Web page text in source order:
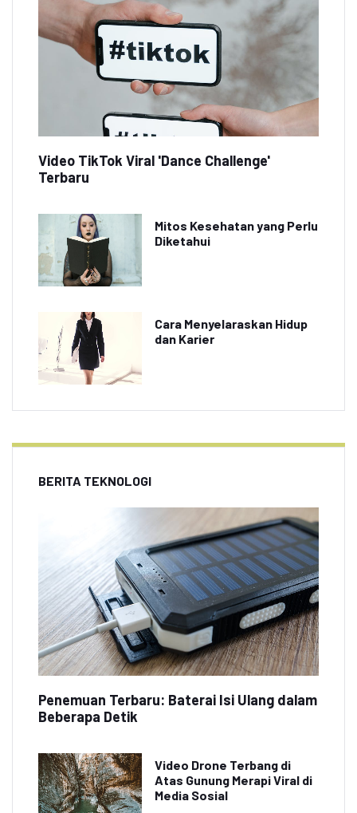
Video TikTok Viral 'Dance Challenge'
Terbaru
Mitos Kesehatan yang Perlu
Diketahui
Cara Menyelaraskan Hidup
dan Karier
BERITA TEKNOLOGI
Penemuan Terbaru: Baterai Isi Ulang dalam
Beberapa Detik
Video Drone Terbang di
Atas Gunung Merapi Viral di
Media Sosial